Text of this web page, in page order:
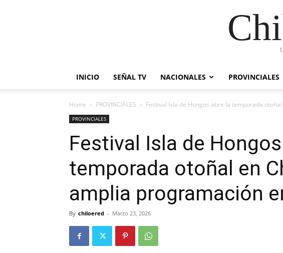
INICIO SEÑAL TV NACIONALES PROVINCIALES
Home PROVINCIALES Festival Isla de Hongos abre la temporada
PROVINCIALES
Festival Isla de
temporada otoñal en
amplia programación
By chiloered - Marzo 23, 2026